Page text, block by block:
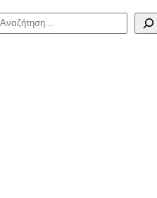
Search